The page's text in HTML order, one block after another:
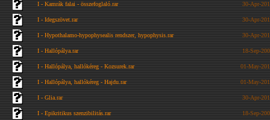
I - Kamrák falai - összefoglaló.rar 30-Apr-
I - Idegszövet.rar 30-Apr-
I - Hypothalamo-hypophysealis rendszer, hypophysis.rar 30-Apr-
I - Hallópálya.rar 18-Sep-
I - Hallópálya, hallókéreg - Kozsurek.rar 01-May-
I - Hallópálya, hallókéreg - Hajdu.rar 01-May-
I - Glia.rar 30-Apr-
I - Epikritikus szenzibilitás.rar 18-Sep-